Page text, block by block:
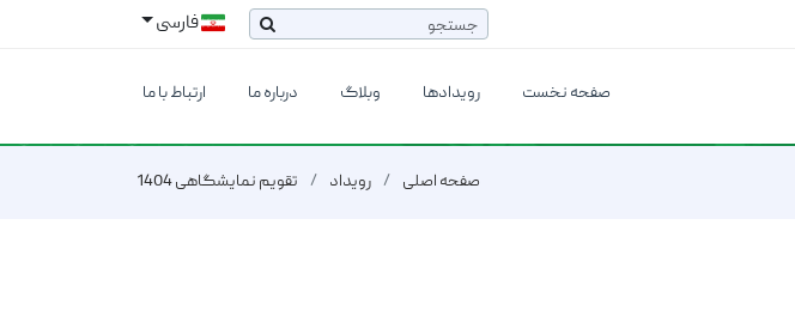
فارسی
صفحه نخست رویدادها وبلاگ درباره ما ارتباط با ما
صفحه اصلی رویداد تقویم نمایشگاهی 1404